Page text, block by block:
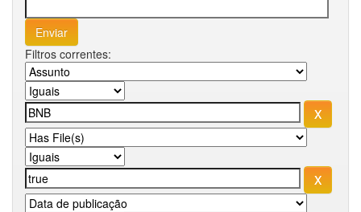
Filtros correntes: